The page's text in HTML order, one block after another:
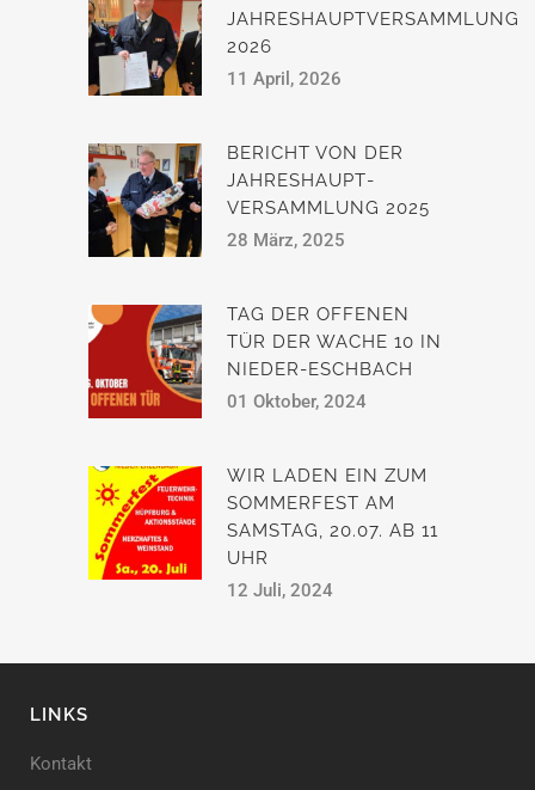
JAHRESHAUPTVERSAMMLUNG
2026
11 April, 2026
BERICHT VON DER
JAHRESHAUPT­
VERSAMMLUNG 2025
28 März, 2025
TAG DER OFFENEN
TÜR DER WACHE 10 IN
NIEDER-ESCHBACH
01 Oktober, 2024
WIR LADEN EIN ZUM
SOMMERFEST AM
SAMSTAG, 20.07. AB 11
UHR
12 Juli, 2024
LINKS
Kontakt